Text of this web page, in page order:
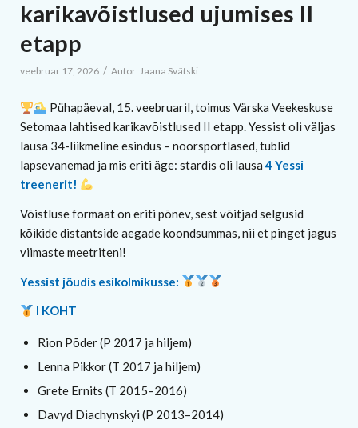
karikavõistlused ujumises II
etapp
veebruar 17, 2026 / Autor: Jaana Svätski
Pühapäeval, 15. veebruaril, toimus Värska Veekeskuse
Setomaa lahtised karikavõistlused II etapp. Yessist oli väljas
lausa 34-liikmeline esindus – noorsportlased, tublid
lapsevanemad ja mis eriti äge: stardis oli lausa4 Yessi
treenerit!
Võistluse formaat on eriti põnev, sest võitjad selgusid
kõikide distantside aegade koondsummas, nii et pinget jagus
viimaste meetriteni!
Yessist jõudis esikolmikusse:
I KOHT
Rion Põder (P 2017 ja hiljem)
Lenna Pikkor (T 2017 ja hiljem)
Grete Ernits (T 2015–2016)
Davyd Diachynskyi (P 2013–2014)